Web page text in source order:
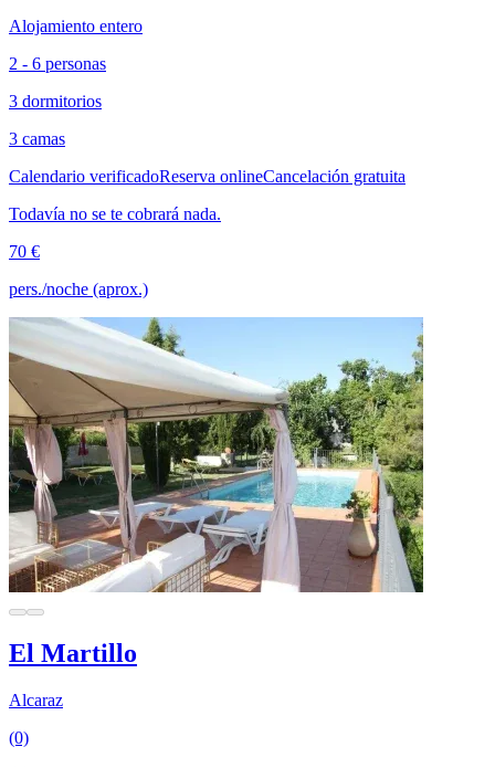
Alojamiento entero
2 - 6 personas
3 dormitorios
3 camas
Calendario verificadoReserva onlineCancelación gratuita
Todavía no se te cobrará nada.
70 €
pers./noche (aprox.)
El Martillo
Alcaraz
(0)